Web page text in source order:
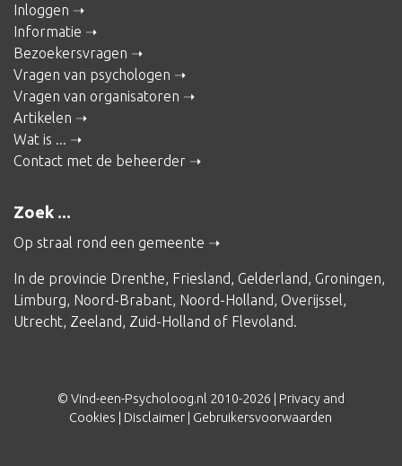
Inloggen
Informatie
Bezoekersvragen
Vragen van psychologen
Vragen van organisatoren
Artikelen
Wat is ...
Contact met de beheerder
Zoek ...
Op straal rond een gemeente
In de provincie Drenthe, Friesland, Gelderland, Groningen,
Limburg, Noord-Brabant, Noord-Holland, Overijssel,
Utrecht, Zeeland, Zuid-Holland of Flevoland.
© Vind-een-Psycholoog.nl 2010-2026 | Privacy and
Cookies
Disclaimer Gebruikersvoorwaarden